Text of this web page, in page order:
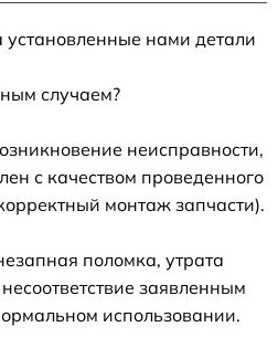
установленные нами детали
случаем?
неисправности,
с качеством проведенного
монтаж запчасти).
поломка, утрата
заявленным
использовании.